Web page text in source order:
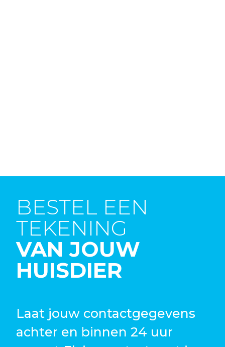
BESTEL EEN
TEKENING
VAN JOUW
HUISDIER
Laat jouw contactgegevens
achter en binnen 24 uur